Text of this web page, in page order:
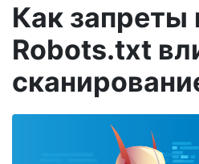
Как запреты
Robots.txt